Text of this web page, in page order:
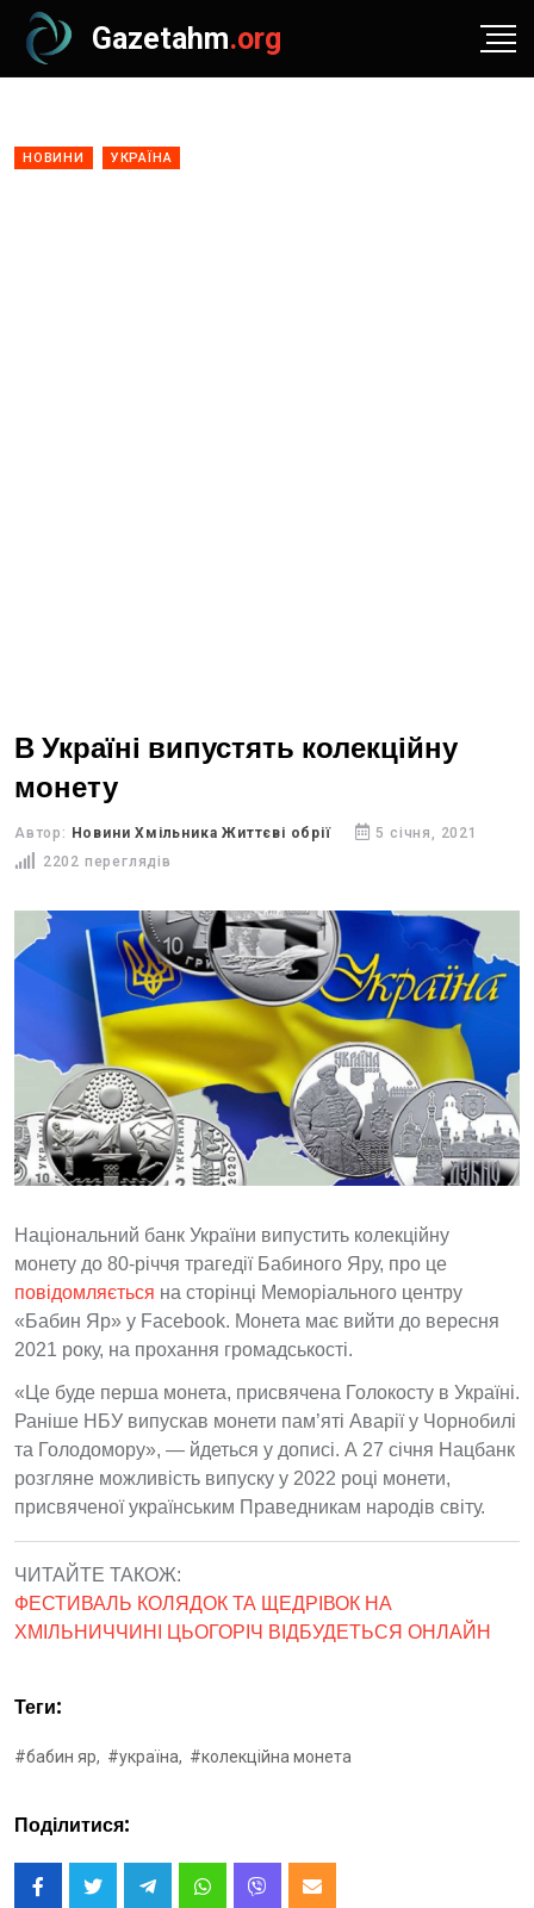
Gazetahm.org
НОВИНИ УКРАЇНА
В Україні випустять колекційну
монету
Автор: Новини Хмільника Життєві обрії
5 січня, 2021
2202 переглядів
Національний банк України випустить колекційну
монету до 80-річчя трагедії Бабиного Яру, про це
повідомляється на сторінці Меморіального центру
«Бабин Яр» у Facebook. Монета має вийти до вересня
2021 року, на прохання громадськості.
«Це буде перша монета, присвячена Голокосту в Україні.
Раніше НБУ випускав монети пам’яті Аварії у Чорнобилі
та Голодомору», — йдеться у дописі. А 27 січня Нацбанк
розгляне можливість випуску у 2022 році монети,
присвяченої українським Праведникам народів світу.
ЧИТАЙТЕ ТАКОЖ:
ФЕСТИВАЛЬ КОЛЯДОК ТА ЩЕДРІВОК НА
ХМІЛЬНИЧЧИНІ ЦЬОГОРІЧ ВІДБУДЕТЬСЯ ОНЛАЙН
Теги:
#бабин яр, #україна, #колекційна монета
Поділитися: